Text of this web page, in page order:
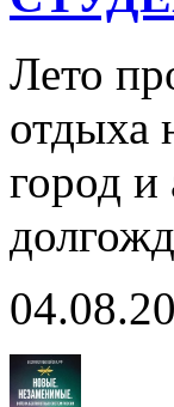
Лето
отдыха
город